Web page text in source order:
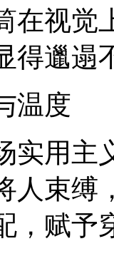
在视觉
得邋遢
温度
实用主
人束缚
，赋予